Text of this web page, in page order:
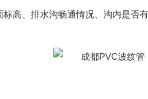
高、排水沟畅通情况、沟内是否